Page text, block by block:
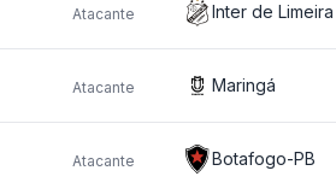
Atacante Inter de Limeira
Atacante Maringá
Atacante Botafogo-PB